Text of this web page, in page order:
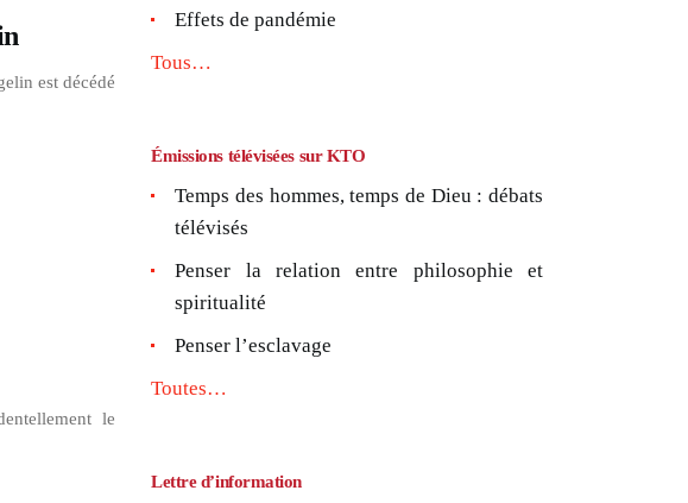
est décédé
le
Effets de pandémie
Tous…
Émissions télévisées sur KTO
Temps des hommes, temps de Dieu : débats
télévisés
Penser la relation entre philosophie et
spiritualité
Penser l’esclavage
Toutes…
Lettre d’information